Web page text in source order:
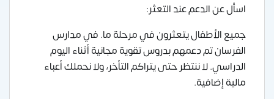
اسأل عن الدعم عند التعثر:
جميع الأطفال يتعثرون في مرحلة ما. في مدارس
الفرسان تم دعمهم بدروس تقوية مجانية أثناء اليوم
الدراسي. لا ننتظر حتى يتراكم التأخر، ولا نحملك أعباء
مالية إضافية.